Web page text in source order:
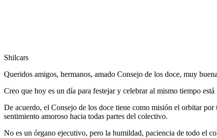
Shilcars
Queridos amigos, hermanos, amado Consejo de los doce, muy
Creo que hoy es un día para festejar y celebrar al mismo tiempo
De acuerdo, el Consejo de los doce tiene como misión el orbitar
sentimiento amoroso hacia todas partes del colectivo.
No es un órgano ejecutivo, pero la humildad, paciencia de todo el